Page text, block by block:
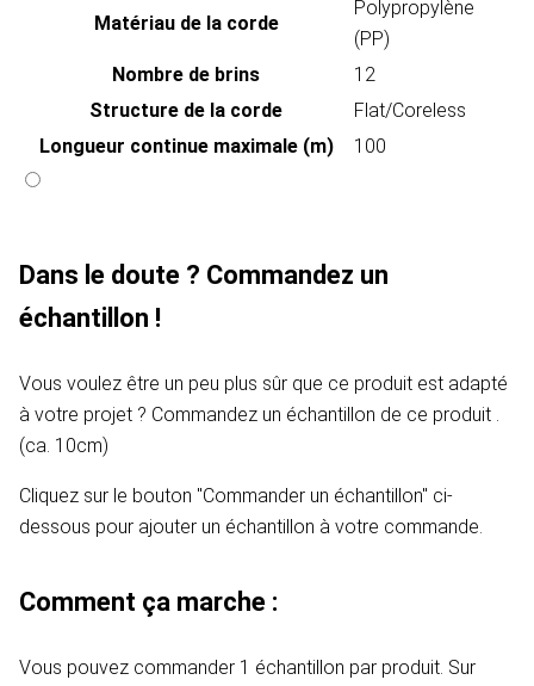
Matériau de la corde
Polypropylène
(PP)
Nombre de brins
12
Structure de la corde
Flat/Coreless
Longueur continue maximale (m)
100
Dans le doute ? Commandez un
échantillon !
Vous voulez être un peu plus sûr que ce produit est adapté
à votre projet ? Commandez un échantillon de ce produit .
(ca. 10cm)
Cliquez sur le bouton "Commander un échantillon" ci-
dessous pour ajouter un échantillon à votre commande.
Comment ça marche :
Vous pouvez commander 1 échantillon par produit. Sur